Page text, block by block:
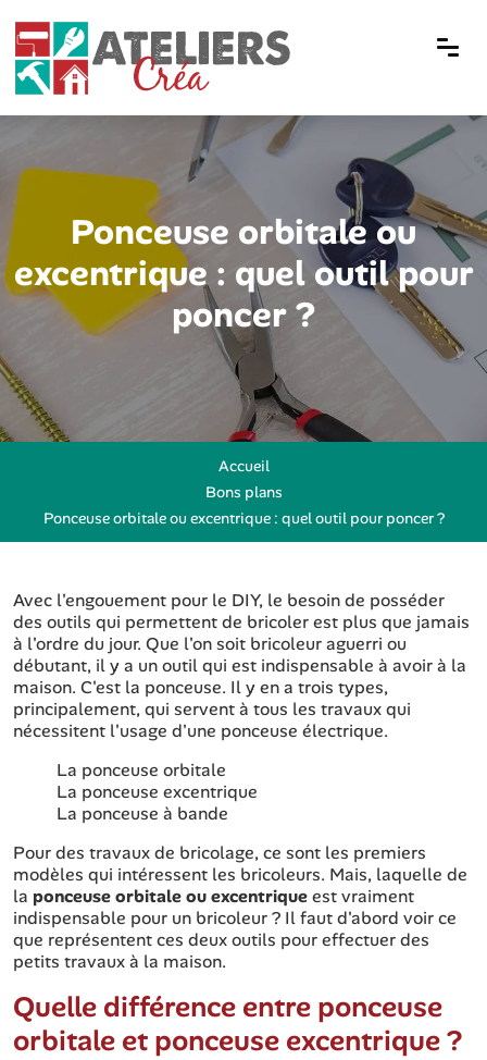
Ponceuse orbitale ou
excentrique : quel outil pour
poncer ?
Accueil
Bons plans
Ponceuse orbitale ou excentrique : quel outil pour poncer ?
Avec l'engouement pour le DIY, le besoin de posséder
des outils qui permettent de bricoler est plus que jamais
à l'ordre du jour. Que l'on soit bricoleur aguerri ou
débutant, il y a un outil qui est indispensable à avoir à la
maison. C'est la ponceuse. Il y en a trois types,
principalement, qui servent à tous les travaux qui
nécessitent l'usage d'une ponceuse électrique.
La ponceuse orbitale
La ponceuse excentrique
La ponceuse à bande
Pour des travaux de bricolage, ce sont les premiers
modèles qui intéressent les bricoleurs. Mais, laquelle de
la ponceuse orbitale ou excentriqueest vraiment
indispensable pour un bricoleur ? Il faut d'abord voir ce
que représentent ces deux outils pour effectuer des
petits travaux à la maison.
Quelle différence entre ponceuse
orbitale et ponceuse excentrique ?